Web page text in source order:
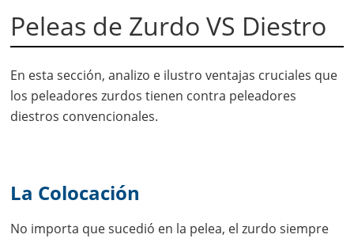
Peleas de Zurdo VS Diestro
En esta sección, analizo e ilustro ventajas cruciales que
los peleadores zurdos tienen contra peleadores
diestros convencionales.
La Colocación
No importa que sucedió en la pelea, el zurdo siempre